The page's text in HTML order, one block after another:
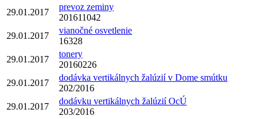
29.01.2017
prevoz zeminy
201611042
29.01.2017
vianočné osvetlenie
16328
29.01.2017
tonery
20160226
29.01.2017
dodávka vertikálnych žalúzií v Dome smútku
202/2016
29.01.2017
dodávku vertikálnych žalúzií OcÚ
203/2016